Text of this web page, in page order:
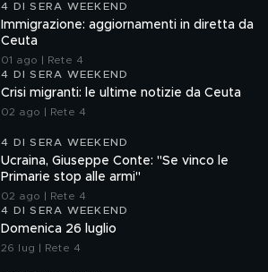
4 DI SERA WEEKEND
Immigrazione: aggiornamenti in diretta da
Ceuta
01 ago | Rete 4
4 DI SERA WEEKEND
Crisi migranti: le ultime notizie da Ceuta
02 ago | Rete 4
4 DI SERA WEEKEND
Ucraina, Giuseppe Conte: "Se vinco le
Primarie stop alle armi"
02 ago | Rete 4
4 DI SERA WEEKEND
Domenica 26 luglio
26 lug | Rete 4